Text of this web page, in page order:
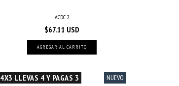
ACDC 2
$67.11 USD
AGREGAR AL CARRITO
4X3 LLEVAS 4 Y PAGAS 3 NUEVO